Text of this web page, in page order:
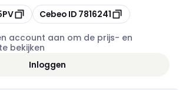
Kopiëren
Cebeo ID 7816241
account aan om de prijs- en
bekijken
Inloggen